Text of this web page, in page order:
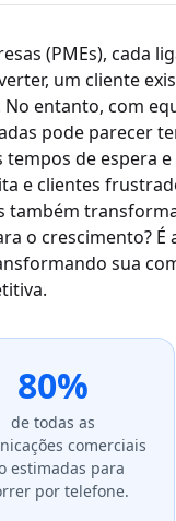
(PMEs), cada
um cliente
entanto, com
pode parecer
de espera
e clientes
também
o crescimento? É
sua
80%
de todas as
comerciais
estimadas para
por telefone.